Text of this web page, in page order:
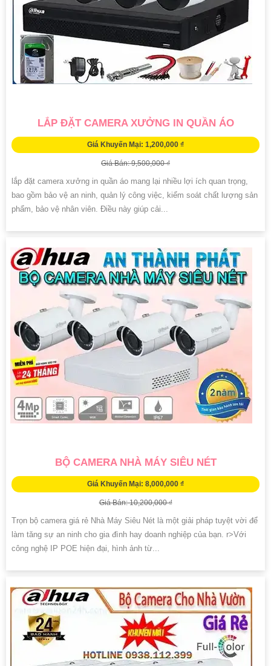
LẮP ĐẶT CAMERA XƯỞNG IN QUẦN ÁO
Giá Khuyến Mại: 1,200,000 ₫
Giá Bán: 9,500,000 ₫
lắp đặt camera xưởng in quần áo mang lại nhiều lợi ích quan trọng,
bao gồm bảo vệ an ninh, quản lý công việc, kiểm soát chất lượng sản
phẩm, bảo vệ nhân viên. Điều này giúp cải...
BỘ CAMERA NHÀ MÁY SIÊU NÉT
Giá Khuyến Mại: 8,000,000 ₫
Giá Bán: 10,200,000 ₫
Trọn bộ camera giá rẻ Nhà Máy Siêu Nét là một giải pháp tuyệt vời để
làm tăng sự an ninh cho gia đình hay doanh nghiệp của bạn. r>Với
công nghệ IP POE hiện đại, hình ảnh từ...